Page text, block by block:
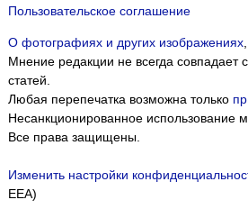
Пользовательское соглашение
О фотографиях и других изображениях
Мнение редакции не всегда совпадает
статей.
Любая перепечатка возможна только
Несанкционированное использование
Все права защищены.
Изменить настройки
EEA)